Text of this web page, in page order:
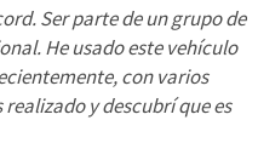
Ser parte de un grupo de
He usado este vehículo
con varios
y descubrí que es